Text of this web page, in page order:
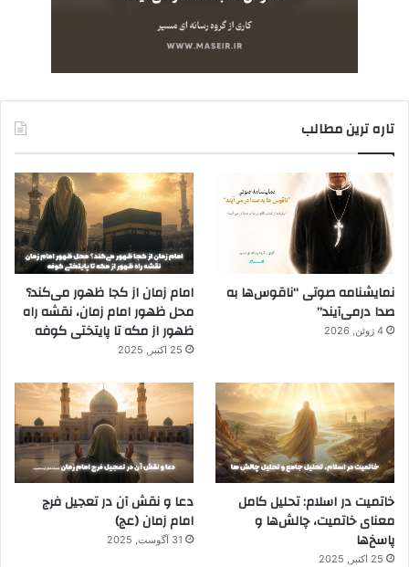
تاره ترین مطالب
نمایشنامه صوتی “ناقوس‌ها به
صدا در‌می‌آیند”
4 ژوئن, 2026
امام زمان از کجا ظهور می‌کند؟
محل ظهور امام زمان، نقشه راه
ظهور از مکه تا پایتختی کوفه
25 اکتبر, 2025
خاتمیت در اسلام: تحلیل کامل
معنای خاتمیت، چالش‌ها و
پاسخ‌ها
25 اکتبر, 2025
دعا و نقش آن در تعجیل فرج
امام زمان (عج)
31 آگوست, 2025